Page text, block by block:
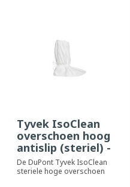
Tyvek IsoClean
overschoen hoog
antislip (steriel) -
100 stuks
De DuPont Tyvek IsoClean
steriele hoge overschoen